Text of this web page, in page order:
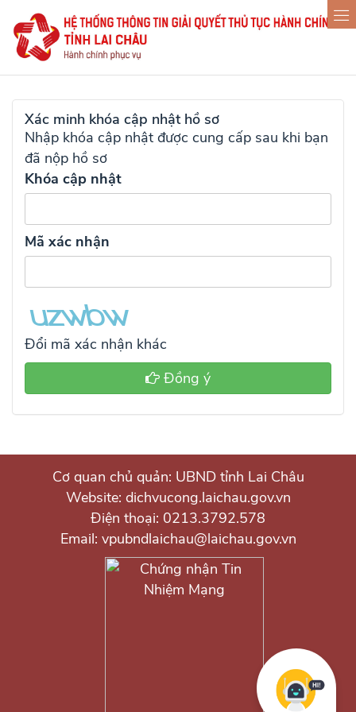
Xác minh khóa cập nhật hồ sơ
Nhập khóa cập nhật được cung cấp sau khi bạn
đã nộp hồ sơ
Khóa cập nhật
Mã xác nhận
Đổi mã xác nhận khác
Đồng ý
Cơ quan chủ quản: UBND tỉnh Lai Châu
Website: dichvucong.laichau.gov.vn
Điện thoại: 0213.3792.578
Email: vpubndlaichau@laichau.gov.vn